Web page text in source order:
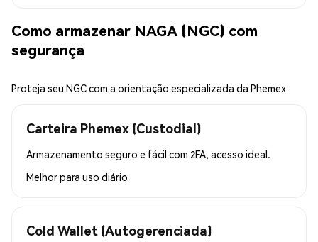
Como armazenar NAGA (NGC) com
segurança
Proteja seu NGC com a orientação especializada da Phemex
Carteira Phemex (Custodial)
Armazenamento seguro e fácil com 2FA, acesso ideal.
Melhor para uso diário
Cold Wallet (Autogerenciada)